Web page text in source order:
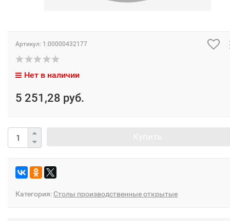
Артикул: 1:00000432177
Нет в наличии
5 251,28 руб.
Категория: Столы производственные открытые